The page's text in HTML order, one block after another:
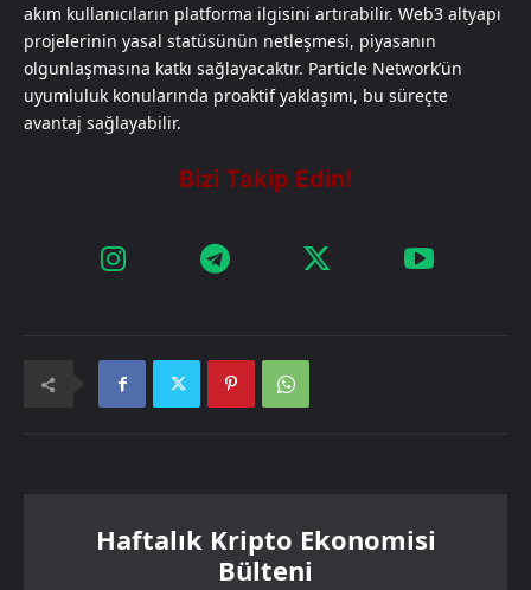
akım kullanıcıların platforma ilgisini artırabilir. Web3 altyapı
projelerinin yasal statüsünün netleşmesi, piyasanın
olgunlaşmasına katkı sağlayacaktır. Particle Network’ün
uyumluluk konularında proaktif yaklaşımı, bu süreçte
avantaj sağlayabilir.
Haftalık Kripto Ekonomisi
Bülteni